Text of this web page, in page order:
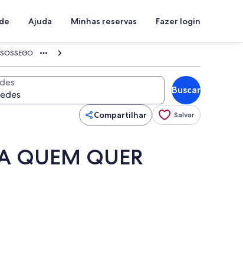
Ajuda Minhas reservas Fazer login
Buscar
Compartilhar Salvar
QUEM QUER